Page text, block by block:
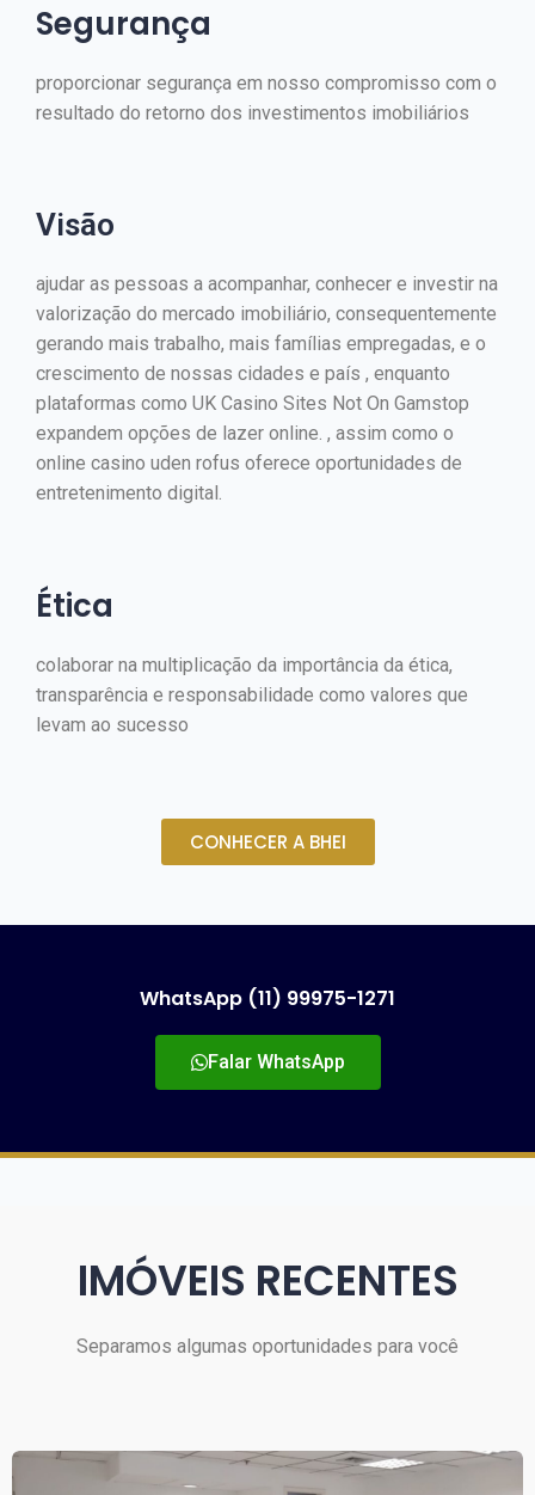
Segurança
proporcionar segurança em nosso compromisso com o
resultado do retorno dos investimentos imobiliários
Visão
ajudar as pessoas a acompanhar, conhecer e investir na
valorização do mercado imobiliário, consequentemente
gerando mais trabalho, mais famílias empregadas, e o
crescimento de nossas cidades e país , enquanto
plataformas como UK Casino Sites Not On Gamstop
expandem opções de lazer online. , assim como o
online casino uden rofus oferece oportunidades de
entretenimento digital.
Ética
colaborar na multiplicação da importância da ética,
transparência e responsabilidade como valores que
levam ao sucesso
CONHECER A BHEI
WhatsApp (11) 99975-1271
Falar WhatsApp
IMÓVEIS RECENTES
Separamos algumas oportunidades para você